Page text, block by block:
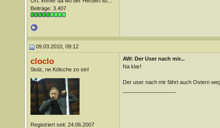
Beiträge: 3.407
09.03.2010, 09:12
cloclo
Stolz, ne Kölsche zo sin!
Registriert seit: 24.06.2007
AW: Der User nach mir...
Na klar!
Der user nach mir fährt auch Ostern